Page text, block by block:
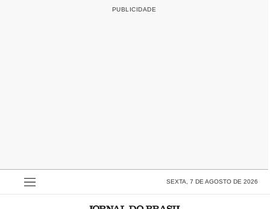
SEXTA, 7 DE AGOSTO DE 2026